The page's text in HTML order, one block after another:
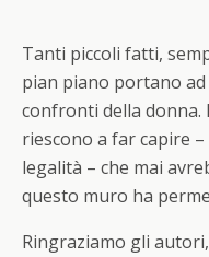
Tanti piccoli fatti,
pian piano portano
confronti della donna.
riescono a far capire
legalità – che mai
questo muro ha
Ringraziamo gli